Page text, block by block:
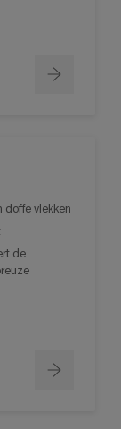
doffe vlekken
de